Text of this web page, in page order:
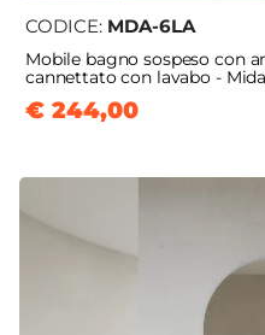
CODICE: MDA-6LA
Mobile bagno sospeso con
cannettato con lavabo - Mida
€ 244,00